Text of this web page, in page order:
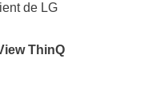
de LG
ThinQ